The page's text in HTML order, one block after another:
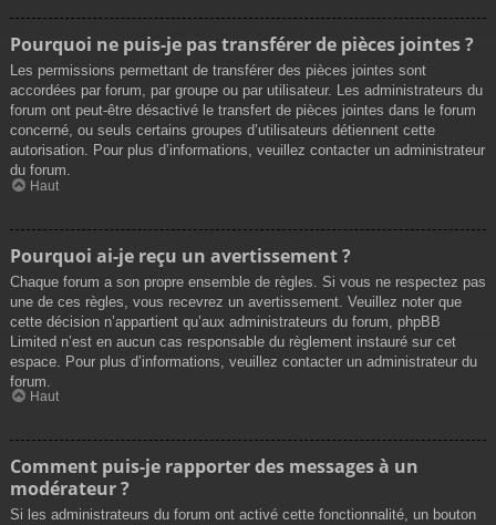
Pourquoi ne puis-je pas transférer de pièces jointes ?
Les permissions permettant de transférer des pièces jointes sont
accordées par forum, par groupe ou par utilisateur. Les administrateurs du
forum ont peut-être désactivé le transfert de pièces jointes dans le forum
concerné, ou seuls certains groupes d’utilisateurs détiennent cette
autorisation. Pour plus d’informations, veuillez contacter un administrateur
du forum.
Haut
Pourquoi ai-je reçu un avertissement ?
Chaque forum a son propre ensemble de règles. Si vous ne respectez pas
une de ces règles, vous recevrez un avertissement. Veuillez noter que
cette décision n’appartient qu’aux administrateurs du forum, phpBB
Limited n’est en aucun cas responsable du règlement instauré sur cet
espace. Pour plus d’informations, veuillez contacter un administrateur du
forum.
Haut
Comment puis-je rapporter des messages à un
modérateur ?
Si les administrateurs du forum ont activé cette fonctionnalité, un bouton